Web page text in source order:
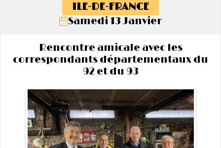
ILE-DE-FRANCE
Samedi 13 Janvier
Rencontre amicale avec les
correspondants départementaux du
92 et du 93